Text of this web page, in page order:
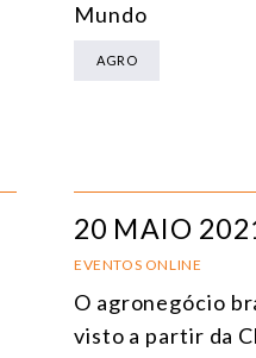
CULTURA E RELAÇÕES INTERNACIONAIS
DEFESA E SEGURANÇA INTERNACIONAL
ENERGIA
Mundo
AGRO
20 MAIO
EVENTOS ONLINE
O agronegócio
visto a partir da